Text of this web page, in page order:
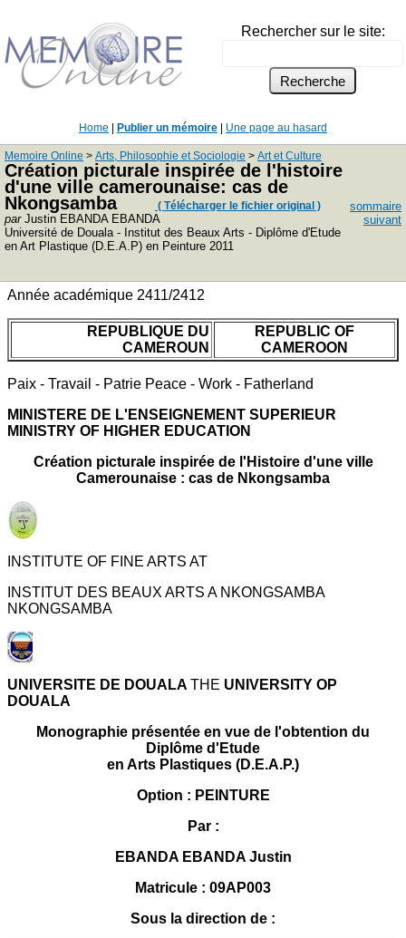
Rechercher sur le site:
Home Publier un mémoire Une page au hasard
Memoire Online > Arts, Philosophie et Sociologie > Art et Culture
Création picturale inspirée de l'histoire
d'une ville camerounaise: cas de
Nkongsamba
( Télécharger le fichier original )
parJustin EBANDA EBANDA
Université de Douala - Institut des Beaux Arts - Diplôme d'Etude
en Art Plastique (D.E.A.P) en Peinture 2011
sommaire
suivant
Année académique 2411/2412
REPUBLIQUE DU
CAMEROUN
REPUBLIC OF
CAMEROON
Paix - Travail - Patrie Peace - Work - Fatherland
MINISTERE DE L'ENSEIGNEMENT SUPERIEUR
MINISTRY OF HIGHER EDUCATION
Création picturale inspirée de l'Histoire d'une ville
Camerounaise : cas de Nkongsamba
INSTITUTE OF FINE ARTS AT
INSTITUT DES BEAUX ARTS A NKONGSAMBA
NKONGSAMBA
UNIVERSITE DE DOUALA THE UNIVERSITY OP
DOUALA
Monographie présentée en vue de l'obtention du
Diplôme d'Etude
en Arts Plastiques (D.E.A.P.)
Option : PEINTURE
Par :
EBANDA EBANDA Justin
Matricule : 09AP003
Sous la direction de :